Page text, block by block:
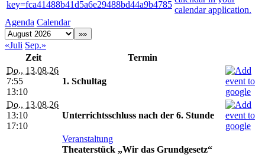
key=fca41488b41d5a6e29488bd44a9b4785
Agenda Calendar
«Juli Sep.»
Zeit
Termin
Do., 13.08.26
7:55
13:10
1. Schultag
Do., 13.08.26
13:10
17:10
Unterrichtsschluss nach der 6. Stunde
Veranstaltung
Theaterstück „Wir das Grundgesetz“